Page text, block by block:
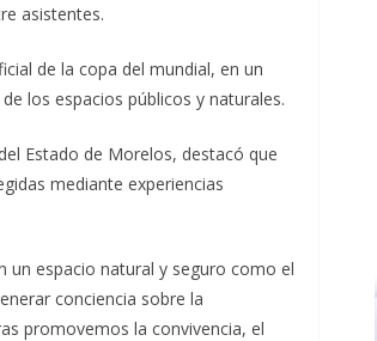
asistentes.
de la copa del mundial, en un
los espacios públicos y naturales.
Estado de Morelos, destacó que
mediante experiencias
un espacio natural y seguro como el
conciencia sobre la
promovemos la convivencia, el